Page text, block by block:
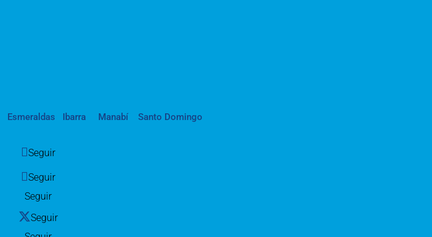
Esmeraldas Ibarra Manabí Santo Domingo
Seguir
Seguir
Seguir
Seguir